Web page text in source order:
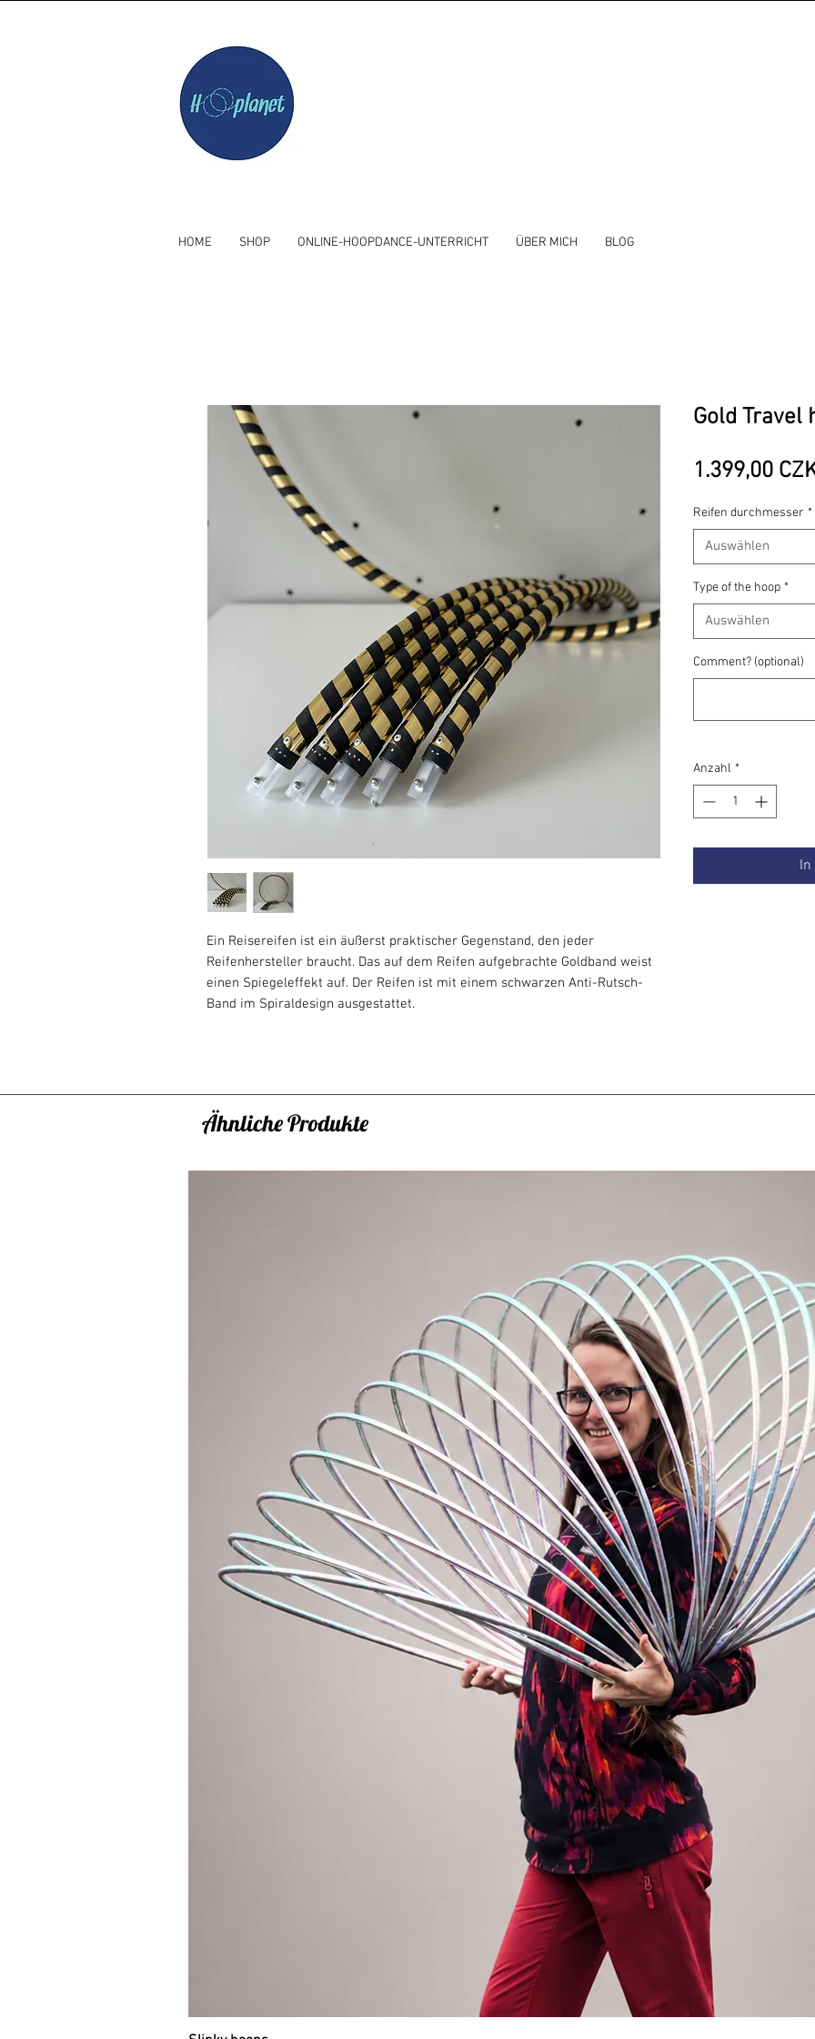
HOME SHOP ONLINE-HOOPDANCE-UNTERRICHT ÜBER MICH BLOG
Ein Reisereifen ist ein äußerst praktischer Gegenstand, den jeder
Reifenhersteller braucht. Das auf dem Reifen aufgebrachte Goldband weist
einen Spiegeleffekt auf. Der Reifen ist mit einem schwarzen Anti-Rutsch-
Band im Spiraldesign ausgestattet.
Verbindung der Teile erfolgt über Druckknöpfe, die beim Drücken das Teil
freigeben. Das Zerlegen des Reifens dauert maximal 30 Sekunden.
Der große Vorteil dieses Reifens ist, dass er so viel Platz spart. Sie können
Durchmesser von 90-100 cm (je nach Körpergröße). Das Gewicht des 95cm
Für fortgeschrittene Hooper bieten wir jetzt eine leichtere Version an,
POLYPRO 20 mm (3/4"). Das Gewicht des 95 cm großen Hoops beträgt
Beim Drehen federt der Hoop nicht, löst sich nicht und ist bei jedem Trick,
den Sie ausführen möchten, zuverlässig. Sie haben ein sehr nahtloses
Gefühl beim Drehen.
Wir bieten auch Stoffhüllen oder hochwertige wasserdichte Hüllen für diese
Reise-Hoops an.
Hinweise:
Jedes Teil ist beschriftet, damit Sie genau wissen, wie Sie den Hoop
zusammensetzen. Es ist notwendig, die Reihenfolge der einzelnen Teile
einzuhalten, um die runde Form des Hoops und das Design zu erreichen.
Wir empfehlen nicht, ein Teil auszulassen, um eine kleinere Hoop-Größe zu
erreichen. Die Teile werden auf die Originalgröße gemessen, und wenn Sie
versuchen, einige davon auszulassen, könnten einzelne Teile verformt
Wir empfehlen, den Hoop in einem ganzen Zustand (als Hoop)
aufzubewahren und flach auf dem Boden zu liegen, beispielsweise unter
dem Bett. Dadurch wird sichergestellt, dass die runde Form des Hoops
erhalten bleibt. Wenn Wenn Sie den Reifen nur in Einzelteilen aufbewahren,
können sich die Teile bei längerer Lagerung leicht ausdehnen und die Form
des Reifens ist möglicherweise nach dem Zusammenbau nicht mehr
Gold Travel
1.399,00
Reifen durchmesser *
Auswählen
Type of the hoop *
Auswählen
Comment? (optional)
Anzahl *
In
Ähnliche Produkte